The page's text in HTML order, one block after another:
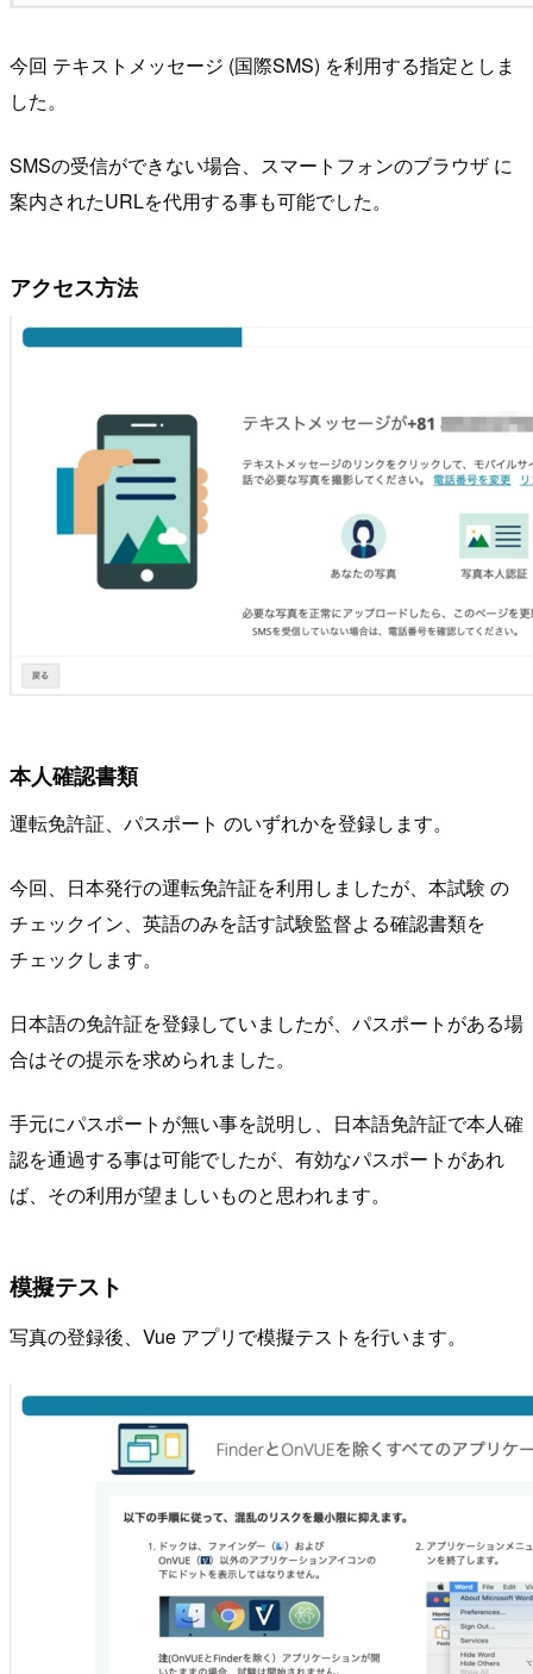
今回 テキストメッセージ (国際SMS) を利用する指定としま
した。
SMSの受信ができない場合、スマートフォンのブラウザ に
案内されたURLを代用する事も可能でした。
アクセス方法
本人確認書類
運転免許証、パスポート のいずれかを登録します。
今回、日本発行の運転免許証を利用しましたが、本試験 の
チェックイン、英語のみを話す試験監督よる確認書類を
チェックします。
日本語の免許証を登録していましたが、パスポートがある場
合はその提示を求められました。
手元にパスポートが無い事を説明し、日本語免許証で本人確
認を通過する事は可能でしたが、有効なパスポートがあれ
ば、その利用が望ましいものと思われます。
模擬テスト
写真の登録後、Vue アプリで模擬テストを行います。